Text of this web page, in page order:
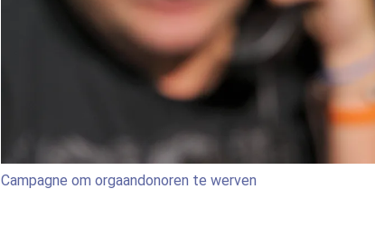
Campagne om orgaandonoren te werven